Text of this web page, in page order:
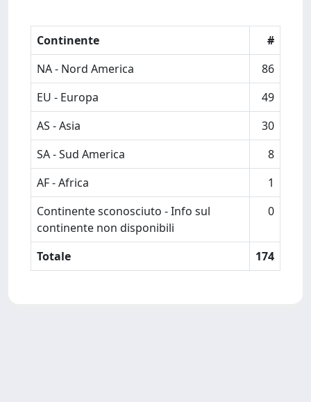
Continente
#
NA - Nord America
86
EU - Europa
49
AS - Asia
30
SA - Sud America
8
AF - Africa
1
Continente sconosciuto - Info sul
continente non disponibili
0
Totale 174